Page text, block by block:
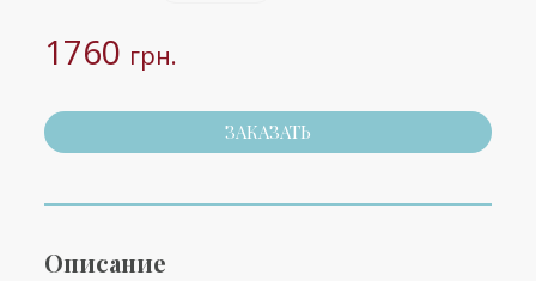
1760 грн.
ЗАКАЗАТЬ
Описание